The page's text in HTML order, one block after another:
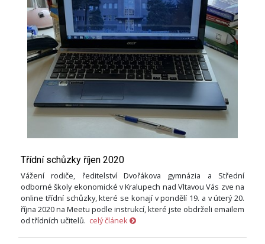
Třídní schůzky říjen 2020
Vážení rodiče, ředitelství Dvořákova gymnázia a Střední
odborné školy ekonomické v Kralupech nad Vltavou Vás zve na
online třídní schůzky, které se konají v pondělí 19. a v úterý 20.
října 2020 na Meetu podle instrukcí, které jste obdrželi emailem
od třídních učitelů. celý článek